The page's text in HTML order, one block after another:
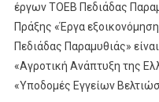
έργων ΤΟΕΒ Πεδιάδας
Πράξης «Έργα
Πεδιάδας Παραμυθιάς»
«Αγροτική Ανάπτυξη της
«Υποδομές Εγγείων